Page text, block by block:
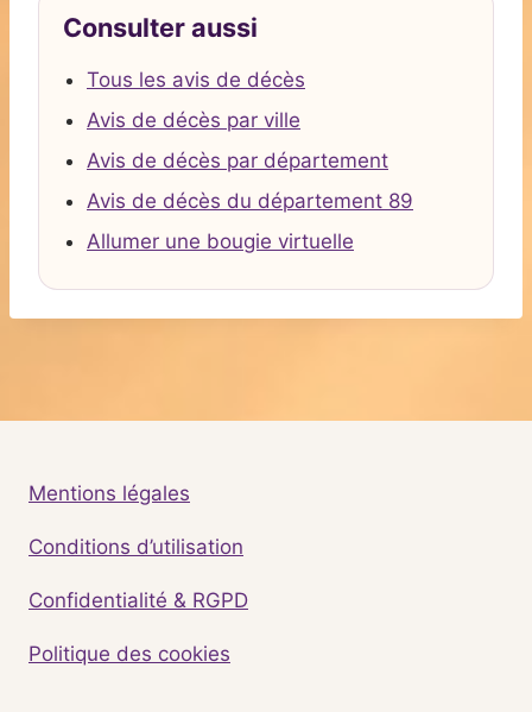
Consulter aussi
Tous les avis de décès
Avis de décès par ville
Avis de décès par département
Avis de décès du département 89
Allumer une bougie virtuelle
Mentions légales
Conditions d’utilisation
Confidentialité & RGPD
Politique des cookies